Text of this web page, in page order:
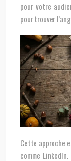
pour votre
pour trouver
Cette approche
comme